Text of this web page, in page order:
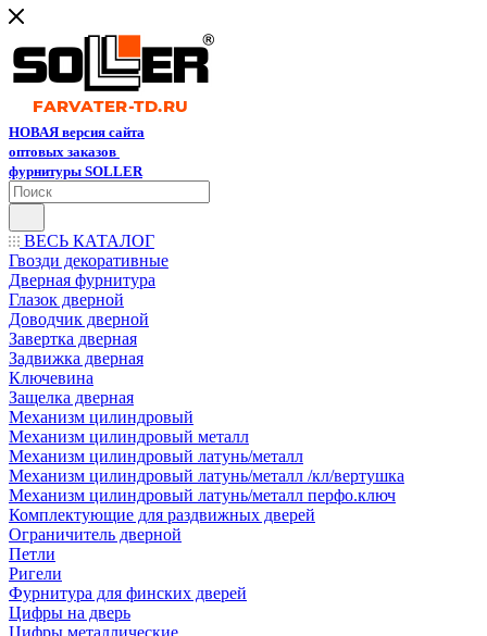
НОВАЯ версия сайта
оптовых заказов
фурнитуры SOLLER
ВЕСЬ КАТАЛОГ
Гвозди декоративные
Дверная фурнитура
Глазок дверной
Доводчик дверной
Завертка дверная
Задвижка дверная
Ключевина
Защелка дверная
Механизм цилиндровый
Механизм цилиндровый металл
Механизм цилиндровый латунь/металл
Механизм цилиндровый латунь/металл /кл/вертушка
Механизм цилиндровый латунь/металл перфо.ключ
Комплектующие для раздвижных дверей
Ограничитель дверной
Петли
Ригели
Фурнитура для финских дверей
Цифры на дверь
Цифры металлические